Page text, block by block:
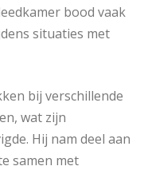
bood vaak
situaties met
bij verschillende
wat zijn
Hij nam deel aan
samen met